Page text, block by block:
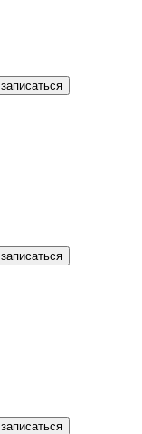
записаться
записаться
записаться